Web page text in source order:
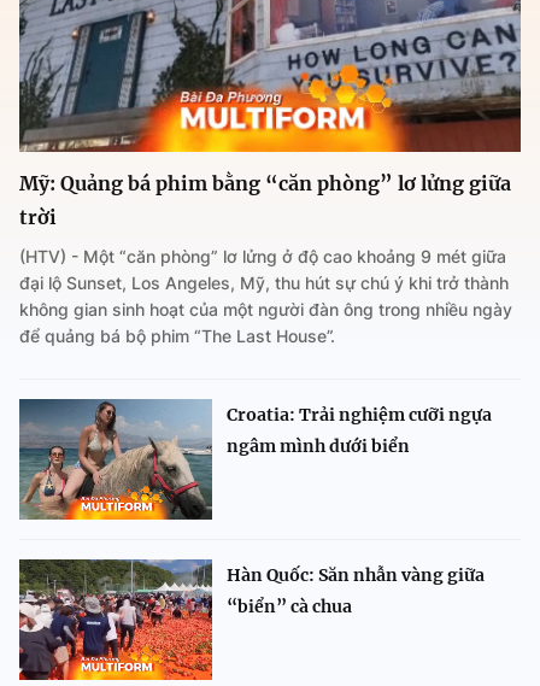
Mỹ: Quảng bá phim bằng “căn phòng” lơ lửng giữa
trời
(HTV) - Một “căn phòng” lơ lửng ở độ cao khoảng 9 mét giữa
đại lộ Sunset, Los Angeles, Mỹ, thu hút sự chú ý khi trở thành
không gian sinh hoạt của một người đàn ông trong nhiều ngày
để quảng bá bộ phim “The Last House”.
Croatia: Trải nghiệm cưỡi ngựa
ngâm mình dưới biển
Hàn Quốc: Săn nhẫn vàng giữa
“biển” cà chua